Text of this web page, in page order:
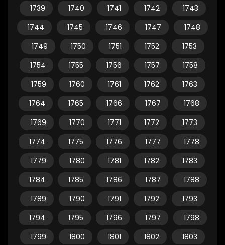
1739
1740 1741 1742
1743
1744
1745 1746 1747
1748
1749
1750 1751 1752
1753
1754
1755 1756 1757
1758
1759
1760 1761 1762
1763
1764
1765 1766 1767
1768
1769
1770 1771 1772
1773
1774
1775 1776 1777
1778
1779
1780 1781 1782
1783
1784
1785 1786 1787
1788
1789
1790 1791 1792
1793
1794
1795 1796 1797
1798
1799
1800 1801 1802
1803